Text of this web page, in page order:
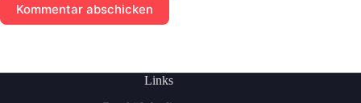
Kommentar abschicken
Links